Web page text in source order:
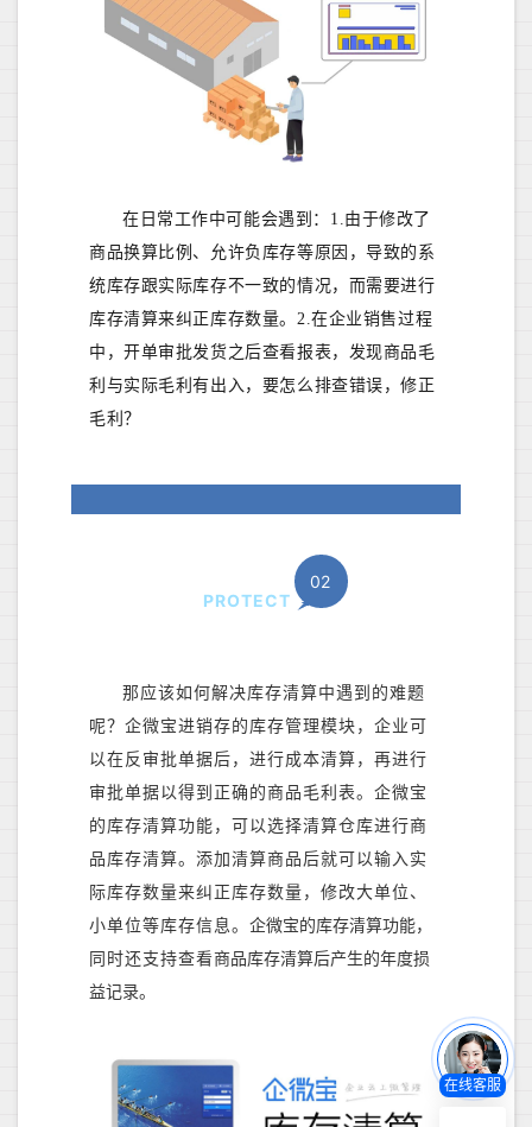
在日常工作中可能会遇到：1.由于修改了
商品换算比例、允许负库存等原因，导致的系
统库存跟实际库存不一致的情况，而需要进行
库存清算来纠正库存数量。2.在企业销售过程
中，开单审批发货之后查看报表，发现商品毛
利与实际毛利有出入，要怎么排查错误，修正
毛利？
PROTECT
02
那应该如何解决库存清算中遇到的难题
呢？企微宝进销存的库存管理模块，企业可
以在反审批单据后，进行成本清算，再进行
审批单据以得到正确的商品毛利表。企微宝
的库存清算功能，可以选择清算仓库进行商
品库存清算。添加清算商品后就可以输入实
际库存数量来纠正库存数量，修改大单位、
小单位等库存信息。 企微宝的库存清算功能，
同时还支持查看商品库存清算后产生的年度损
益记录。
在线客服